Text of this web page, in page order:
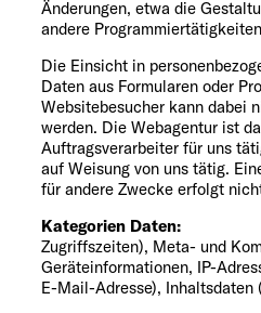
Änderungen, etwa die
andere
Die Einsicht in
Daten aus Formularen oder
Websitebesucher kann dabei
werden. Die Webagentur ist
Auftragsverarbeiter für uns
auf Weisung von uns tätig.
für andere Zwecke erfolgt
Kategorien Daten:
Zugriffszeiten), Meta- und
Geräteinformationen, IP-
E-Mail-Adresse), Inhaltsdaten